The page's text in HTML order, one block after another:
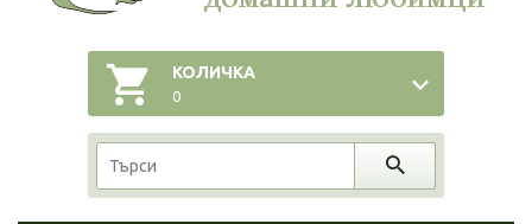
КОЛИЧКА
0